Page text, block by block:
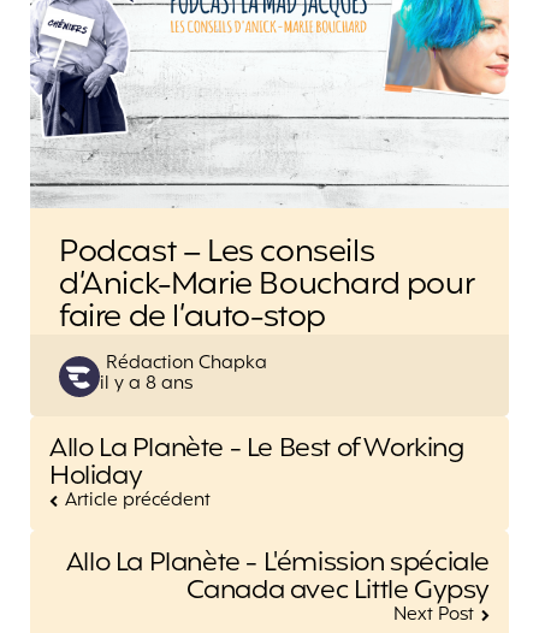
Podcast – Les conseils
d’Anick-Marie Bouchard pour
faire de l’auto-stop
Posted
by
Rédaction Chapka
il y a 8 ans
Post
navigation
Allo La Planète - Le Best of Working
Holiday
Article précédent
Allo La Planète - L'émission spéciale
Canada avec Little Gypsy
Next Post